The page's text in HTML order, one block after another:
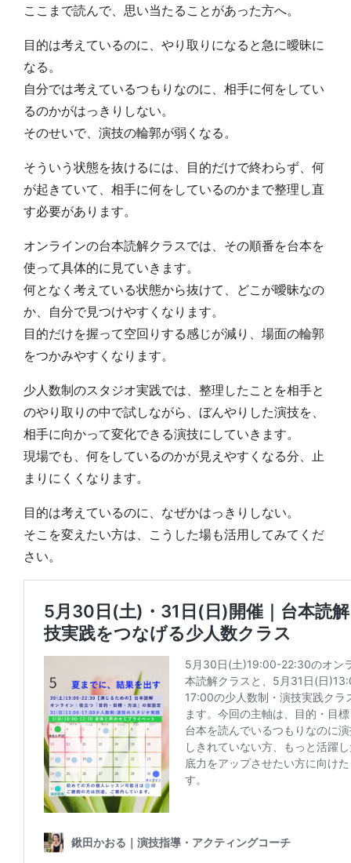
ここまで読んで、思い当たることがあった方へ。
目的は考えているのに、やり取りになると急に曖昧に
なる。
自分では考えているつもりなのに、相手に何をしてい
るのかがはっきりしない。
そのせいで、演技の輪郭が弱くなる。
そういう状態を抜けるには、目的だけで終わらず、何
が起きていて、相手に何をしているのかまで整理し直
す必要があります。
オンラインの台本読解クラスでは、その順番を台本を
使って具体的に見ていきます。
何となく考えている状態から抜けて、どこが曖昧なの
か、自分で見つけやすくなります。
目的だけを握って空回りする感じが減り、場面の輪郭
をつかみやすくなります。
少人数制のスタジオ実践では、整理したことを相手と
のやり取りの中で試しながら、ぼんやりした演技を、
相手に向かって変化できる演技にしていきます。
現場でも、何をしているのかが見えやすくなる分、止
まりにくくなります。
目的は考えているのに、なぜかはっきりしない。
そこを変えたい方は、こうした場も活用してみてくだ
さい。